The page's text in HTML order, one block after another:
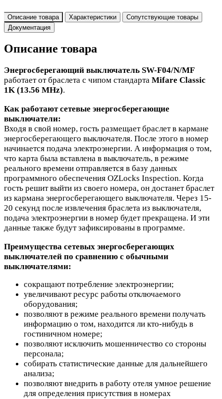
Описание товара Характеристики
Сопутствующие товары
Документация
Описание товара
Энергосберегающий выключатель SW-F04/N/MF
работает от браслета с чипом стандарта Mifare Classic
1K (13.56 MHz).
Как работают сетевые энергосберегающие
выключатели:
Входя в свой номер, гость размещает браслет в кармане
энергосберегающего выключателя. После этого в номер
начинается подача электроэнергии. А информация о том,
что карта была вставлена в выключатель, в режиме
реального времени отправляется в базу данных
программного обеспечения OZLocks Inspection. Когда
гость решит выйти из своего номера, он достанет браслет
из кармана энергосберегающего выключателя. Через 15-
20 секунд после извлечения браслета из выключателя,
подача электроэнергии в номер будет прекращена. И эти
данные также будут зафиксированы в программе.
Преимущества сетевых энергосберегающих
выключателей по сравнению с обычными
выключателями:
сокращают потребление электроэнергии;
увеличивают ресурс работы отключаемого
оборудования;
позволяют в режиме реального времени получать
информацию о том, находится ли кто-нибудь в
гостиничном номере;
позволяют исключить мошенничество со стороны
персонала;
собирать статистические данные для дальнейшего
анализа;
позволяют внедрить в работу отеля умное решение
для определения присутствия в номерах